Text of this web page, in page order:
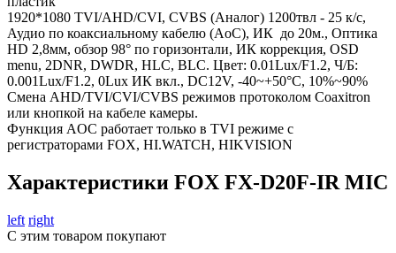
1920*1080 TVI/AHD/CVI, CVBS (Аналог) 1200твл - 25 к/с,
Аудио по коаксиальному кабелю (AoC), ИК до 20м., Оптика
HD 2,8мм, обзор 98° по горизонтали, ИК коррекция, OSD
menu, 2DNR, DWDR, HLC, BLC. Цвет: 0.01Lux/F1.2, Ч/Б:
0.001Lux/F1.2, 0Lux ИК вкл., DC12V, -40~+50°C, 10%~90%
Смена AHD/TVI/CVI/CVBS режимов протоколом Coaxitron
или кнопкой на кабеле камеры.
Функция AOC работает только в TVI режиме с
регистраторами FOX, HI.WATCH, HIKVISION
Характеристики FOX FX-D20F-IR MIC
left right
С этим товаром покупают